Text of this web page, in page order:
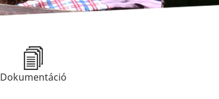
Dokumentáció